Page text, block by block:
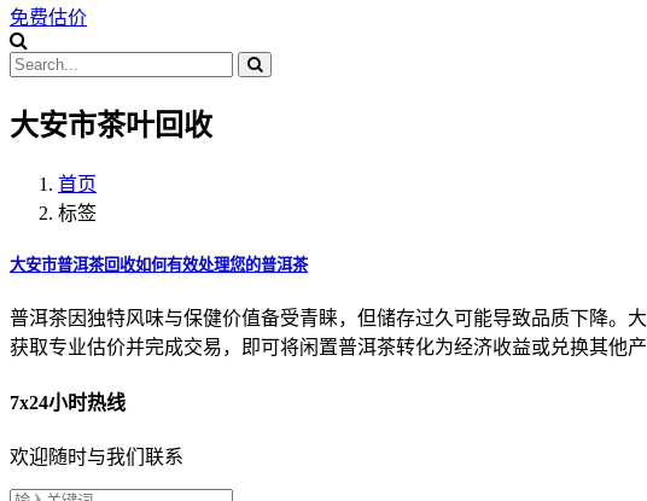
免费估价
大安市茶叶回收
首页
标签
大安市普洱茶回收如何有效处理您的普洱茶
普洱茶因独特风味与保健价值备受青睐，但储存过久可能导致品质下降。
获取专业估价并完成交易，即可将闲置普洱茶转化为经济收益或兑换其他
7x24小时热线
欢迎随时与我们联系